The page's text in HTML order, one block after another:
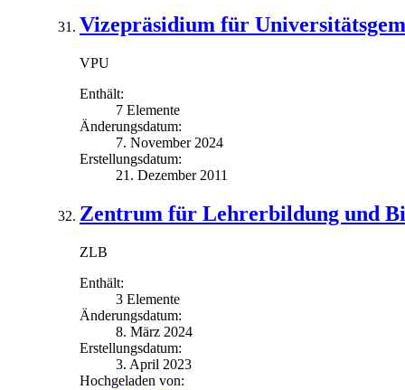
Vizepräsidium für
VPU
Enthält:
7 Elemente
Änderungsdatum:
7. November 2024
Erstellungsdatum:
21. Dezember 2011
Zentrum für Lehrerbildung und
ZLB
Enthält:
3 Elemente
Änderungsdatum:
8. März 2024
Erstellungsdatum:
3. April 2023
Hochgeladen von: